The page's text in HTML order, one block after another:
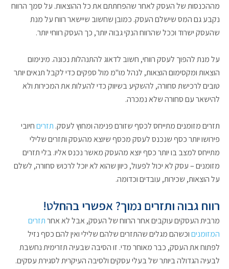
מההכנסות של העסק לאחר שהפחתתם את כל ההוצאות. על סמך הרווח
נקבע גם המס שישלם העסק. כמובן שחשוב שיישאר רווח על מנת
שהעסק ישרוד וככל שהרווח הנקי גבוה יותר, כך העסק רווחי יותר.
על מנת להפוך לעסק רווחי, חשוב לדאוג להתנהלות נכונה. מינימום
הוצאות ומקסימום הוצאות, לנהל מו"מ מול ספקים כדי לקבל תנאים יותר
טובים לרכישת סחורה, להשקיע בשיווק כדי להעלות את המכירות ולא
להישאר עם סחורה שלא נמכרה.
תזרים מזומנים מתייחס לכסף שזורם פנימה ומחוץ לעסק. תזריםחיובי
פירושו יותר כסף שנכנס לעסק מכסף שיוצא מהעסק ותזרים שלילי
מתייחס למצב בו יותר כסף יוצא מהעסק מאשר נכנס אליו. בלי תזרים
מזומנים – עסק לא יכול לפעול, כיוון שהוא לא יוכל לרכוש סחורה, לשלם
על הוצאות, שכירות, עובדים וכדומה.
רווח גבוה ותזרים נמוך? אפשרי בהחלט!
מרבית העסקים עוקבים אחר הרווח של העסק, אבל לא אחרתזרים
המזומניםוכשהם מגלים שהתזרים שלהם שלילי ואין להם כסף נזיל
לפתוח את העסק, כבר מאוחר מדי. זו הסיבה שבעיה תזרימית נחשבת
לבעיה הגדולה ביותר של בעלי עסקים ולסיבה העיקרית לסגירת עסקים.